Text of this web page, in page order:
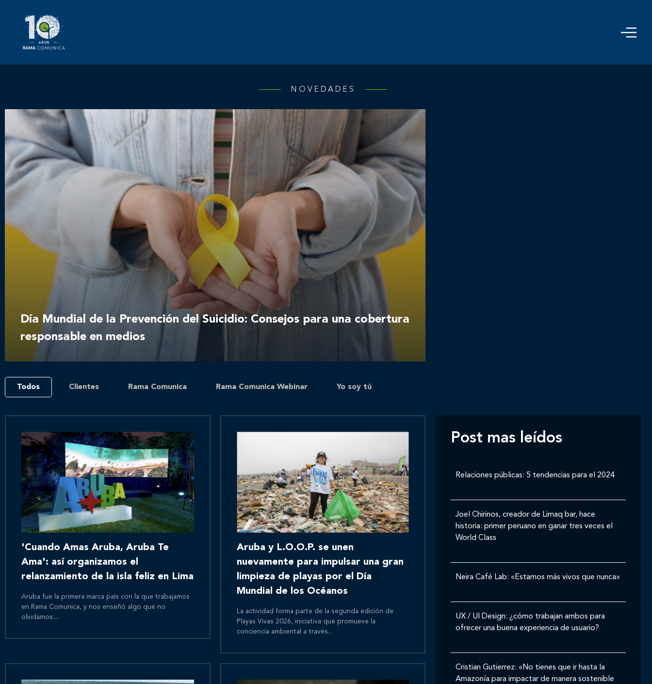
Inicio
Nosotros
Nuestros servicios
Nuestros clientes
NOVEDADES
Día Mundial de la Prevención del Suicidio: Consejos para una cobertura
responsable en medios
Todos Clientes Rama Comunica Rama Comunica Webinar Yo soy tú
'Cuando Amas Aruba, Aruba Te
Ama': así organizamos el
relanzamiento de la isla feliz en Lima
Aruba fue la primera marca país con la que trabajamos
en Rama Comunica, y nos enseñó algo que no
olvidamos:...
Aruba y L.O.O.P. se unen
nuevamente para impulsar una gran
limpieza de playas por el Día
Mundial de los Océanos
La actividad forma parte de la segunda edición de
Playas Vivas 2026, iniciativa que promueve la
conciencia ambiental a través...
Post mas leídos
Relaciones públicas: 5 tendencias para el 2024
Joel Chirinos, creador de Limaq bar, hace
historia: primer peruano en ganar tres veces el
World Class
Neira Café Lab: «Estamos más vivos que nunca»
UX / UI Design: ¿cómo trabajan ambos para
ofrecer una buena experiencia de usuario?
Cristian Gutierrez: «No tienes que ir hasta la
Amazonía para impactar de manera sostenible